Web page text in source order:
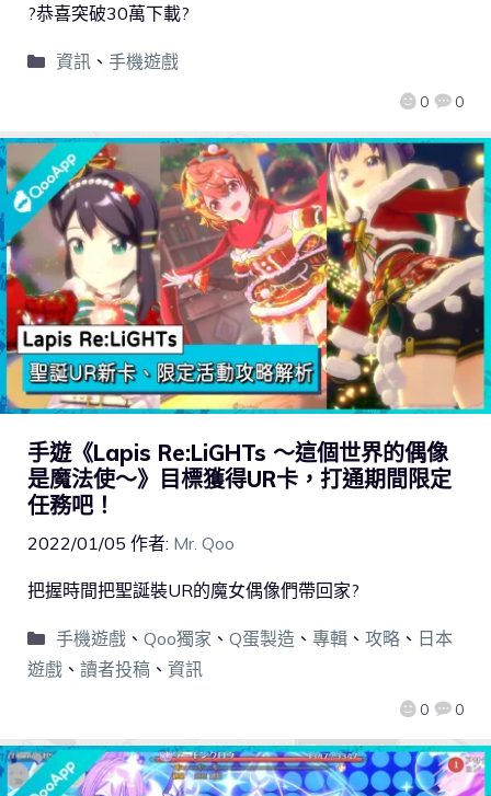
0 0
?恭喜突破30萬下載?
資訊、 手機遊戲
手遊《Lapis Re:LiGHTs ～這個世界的偶像
是魔法使～》目標獲得UR卡，打通期間限定
任務吧！
2022/01/05 作者: Mr. Qoo
0 0
把握時間把聖誕裝UR的魔女偶像們帶回家?
手機遊戲、 Qoo獨家 、 Q蛋製造 、 專輯、 攻略、 日本
遊戲 、 讀者投稿 、 資訊